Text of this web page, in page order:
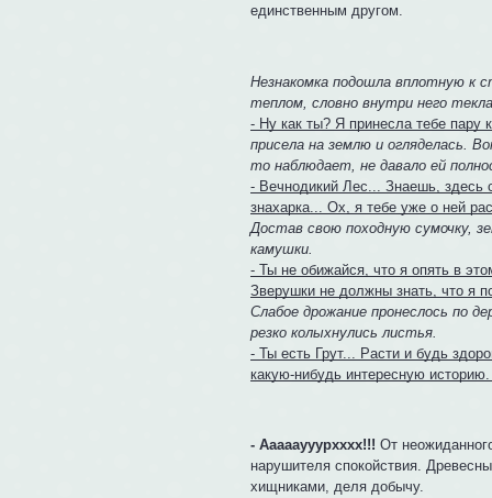
единственным другом.
Незнакомка подошла вплотную к
теплом, словно внутри него
- Ну как ты? Я принесла тебе пару
присела на землю и огляделась.
то наблюдает, не давало ей
- Вечнодикий Лес... Знаешь, здесь
знахарка... Ох, я тебе уже о ней
Достав свою походную сумочку,
камушки.
- Ты не обижайся, что я опять в
Зверушки не должны знать, что я
Слабое дрожание пронеслось по
резко колыхнулись листья.
- Ты есть Грут... Расти и будь
какую-нибудь интересную
- Аааааууурхххх!!! От
нарушителя спокойствия.
хищниками, деля добычу.